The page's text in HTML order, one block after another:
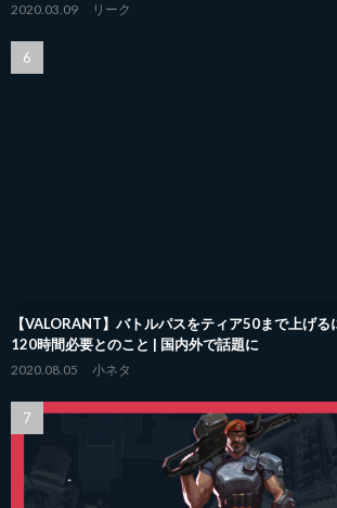
2020.03.09 リーク
【VALORANT】バトルパスをティア50まで上げ
120時間必要とのこと | 国内外で話題に
2020.08.05 小ネタ